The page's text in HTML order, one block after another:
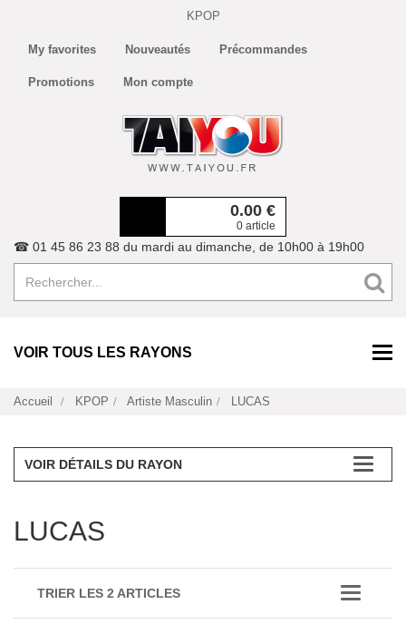
KPOP
My favorites Nouveautés Précommandes
Promotions Mon compte
0.00 €
0 article
☎ 01 45 86 23 88 du mardi au dimanche, de 10h00 à 19h00
VOIR TOUS LES RAYONS
Accueil KPOP Artiste Masculin LUCAS
VOIR DÉTAILS DU RAYON
LUCAS
TRIER LES 2 ARTICLES